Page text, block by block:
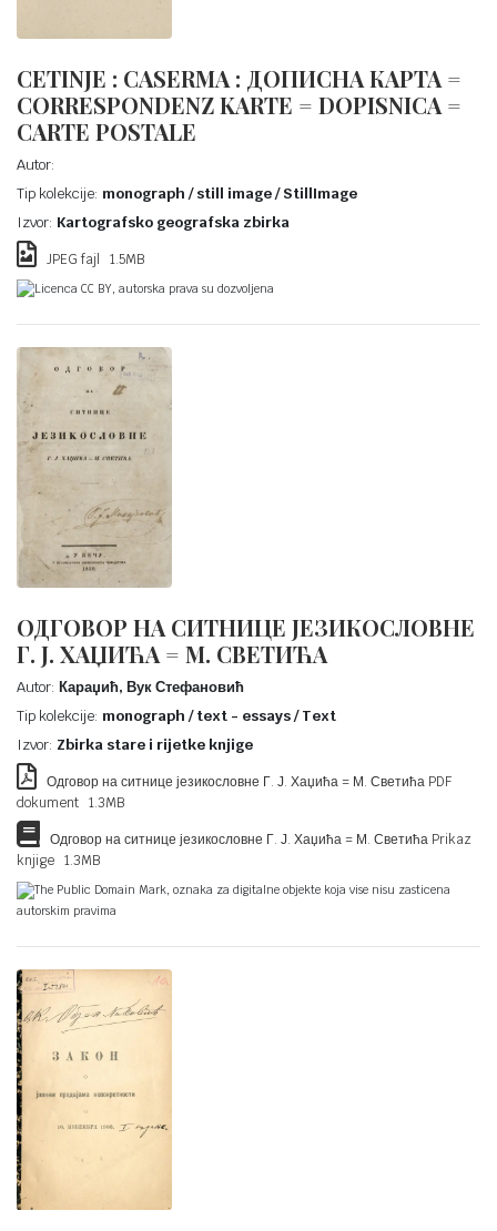
CETINJE : CASERMA : ДОПИСНА КАРТА =
CORRESPONDENZ KARTE = DOPISNICA =
CARTE POSTALE
Autor:
Tip kolekcije: monograph / still image / StillImage
Izvor: Kartografsko geografska zbirka
JPEG fajl 1.5MB
Licenca CC BY, autorska prava su dozvoljena
ОДГОВОР НА СИТНИЦЕ ЈЕЗИКОСЛОВНЕ
Г. Ј. ХАЏИЋА = М. СВЕТИЋА
Autor: Караџић, Вук Стефановић
Tip kolekcije: monograph / text - essays / Text
Izvor: Zbirka stare i rijetke knjige
Одговор на ситнице језикословне Г. Ј. Хаџића = М. Светића PDF
dokument 1.3MB
Одговор на ситнице језикословне Г. Ј. Хаџића = М. Светића Prikaz
knjige 1.3MB
The Public Domain Mark, oznaka za digitalne objekte koja vise nisu zasticena
autorskim pravima